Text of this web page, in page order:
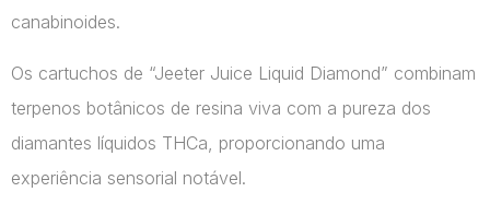
canabinoides.
Os cartuchos de “Jeeter Juice Liquid Diamond” combinam
terpenos botânicos de resina viva com a pureza dos
diamantes líquidos THCa, proporcionando uma
experiência sensorial notável.